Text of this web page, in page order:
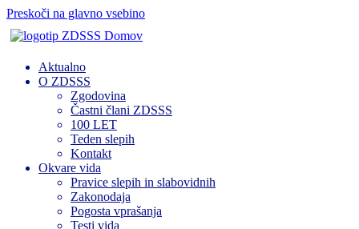
Preskoči na glavno vsebino
Domov
Aktualno
O ZDSSS
Zgodovina
Častni člani ZDSSS
100 LET
Teden slepih
Kontakt
Okvare vida
Pravice slepih in slabovidnih
Zakonodaja
Pogosta vprašanja
Testi vida